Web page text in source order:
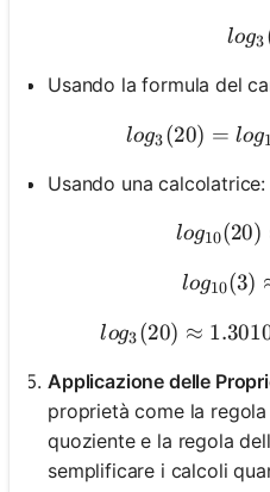
log3
Usando la formula del
log3(20) = log
Usando una calcolatrice:
log10(20)
log10(3)
log3(20) ≈
Applicazione delle
proprietà come la
quoziente e la regola
semplificare i calcoli